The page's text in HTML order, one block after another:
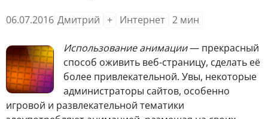
06.07.2016 Дмитрий + Интернет 2 мин
Использование анимации— прекрасный
способ оживить веб-страницу, сделать её
более привлекательной. Увы, некоторые
администраторы сайтов, особенно
игровой и развлекательной тематики